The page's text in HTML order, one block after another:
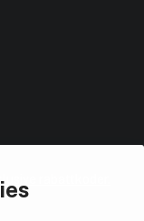
rabattkoder.